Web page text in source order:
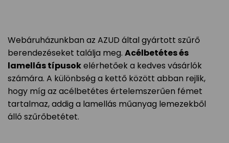
Webáruházunkban az AZUD által gyártott szűrő
berendezéseket találja meg. Acélbetétes és
lamellás típusokelérhetőek a kedves vásárlók
számára. A különbség a kettő között abban rejlik,
hogy míg az acélbetétes értelemszerűen fémet
tartalmaz, addig a lamellás műanyag lemezekből
álló szűrőbetétet.